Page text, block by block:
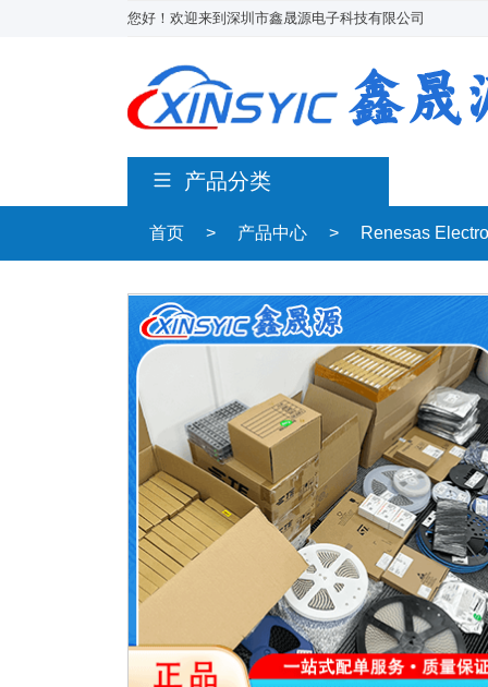
您好！欢迎来到深圳市鑫晟源电子科技有限公司
产品分类
首页 > 产品中心 > Renesas